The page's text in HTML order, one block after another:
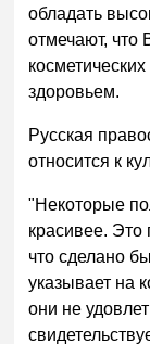
обладать
отмечают, что
здоровьем.
Русская
относится к
"Некоторые
красивее. Это
что сделано
указывает на
они не